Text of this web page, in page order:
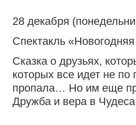
28 декабря
Спектакль
Сказка о друзьях,
которых все идет не
пропала… Но им еще
Дружба и вера в